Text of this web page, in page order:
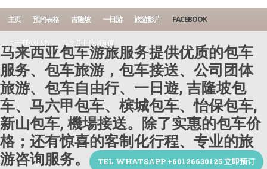
主页 预约表格 吉隆坡 一日游 旅游影片 FACEBOOK
关于 ITAXI.MY 马来西亚旅游新闻
马来西亚包车游旅服务提供优质的包车
服务、包车旅游，包车接送、公司团体
旅游、包车自由行、一日遊, 吉隆坡包
车、马六甲包车、槟城包车、怡保包车,
新山包车, 機場接送。除了实惠的包车价
格；还有惊喜的客制化行程、专业的旅
游咨询服务。
TEL WHATSAPP +60126630125 立即预订